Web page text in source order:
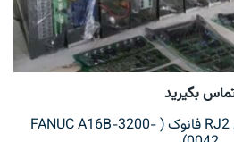
بگیرید
کارت CPU سیستم کنترل RJ2 فانوک ( FANUC A16B-3200-